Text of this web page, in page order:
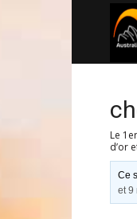
Le
d’or
Ce
et 9